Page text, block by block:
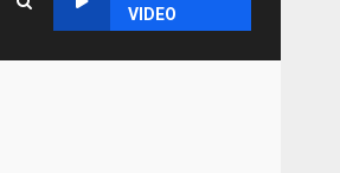
VIDEO